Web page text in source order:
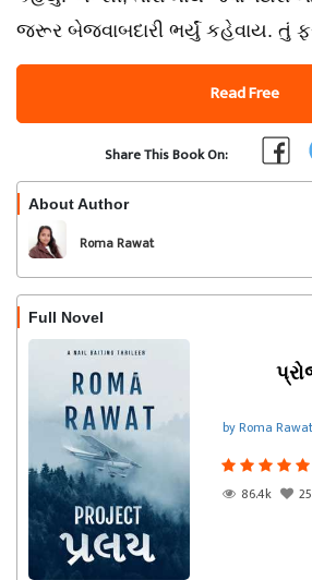
જરૂર બેજવાબદારી ભર્યું કહેવાય. તું
Read Free
Share This Book On:
About Author
Roma Rawat
Full Novel
by Roma Rawat
86.4k
25